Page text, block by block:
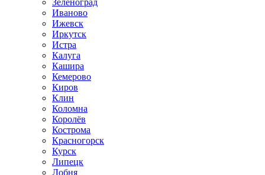
Зеленоград
Иваново
Ижевск
Иркутск
Истра
Калуга
Кашира
Кемерово
Киров
Клин
Коломна
Королёв
Кострома
Красногорск
Курск
Липецк
Лобня